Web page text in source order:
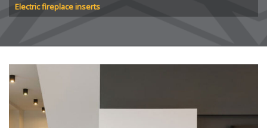
Electric fireplace inserts